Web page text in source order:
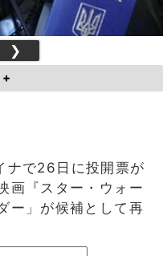
❯
ナで26日に投開票が
画『スター・ウォー
ー」が候補として再